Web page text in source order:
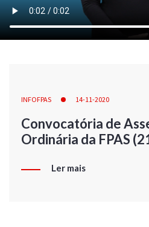
INFOFPAS 14-11-2020
Convocatória de
Ordinária da FPAS
Ler mais